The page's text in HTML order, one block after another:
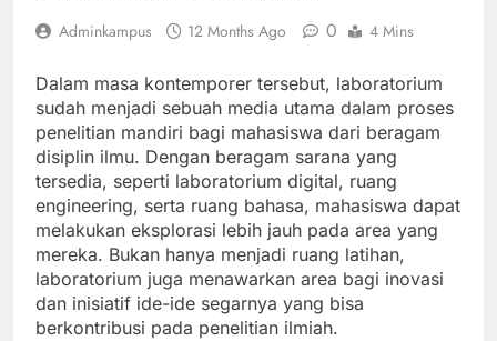
Adminkampus 12 Months Ago 0 4 Mins
Dalam masa kontemporer tersebut, laboratorium
sudah menjadi sebuah media utama dalam proses
penelitian mandiri bagi mahasiswa dari beragam
disiplin ilmu. Dengan beragam sarana yang
tersedia, seperti laboratorium digital, ruang
engineering, serta ruang bahasa, mahasiswa dapat
melakukan eksplorasi lebih jauh pada area yang
mereka. Bukan hanya menjadi ruang latihan,
laboratorium juga menawarkan area bagi inovasi
dan inisiatif ide-ide segarnya yang bisa
berkontribusi pada penelitian ilmiah.